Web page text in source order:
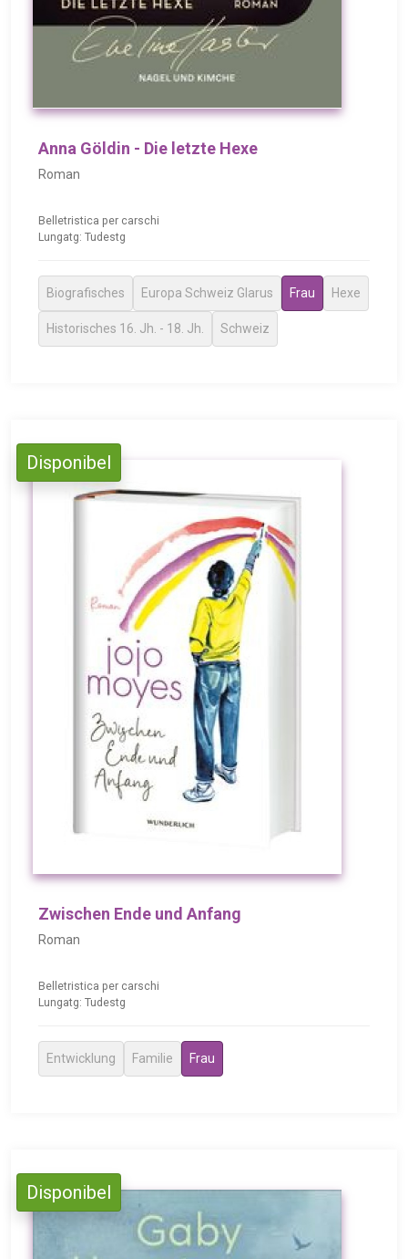
Anna Göldin - Die letzte Hexe
Roman
Belletristica per carschi
Lungatg: Tudestg
Biografisches Europa Schweiz Glarus Frau Hexe
Historisches 16. Jh. - 18. Jh. Schweiz
Disponibel
Zwischen Ende und Anfang
Roman
Belletristica per carschi
Lungatg: Tudestg
Entwicklung Familie Frau
Disponibel